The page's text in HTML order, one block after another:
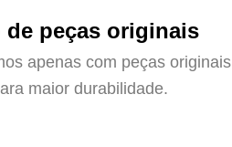
de peças originais
apenas com peças originais
maior durabilidade.